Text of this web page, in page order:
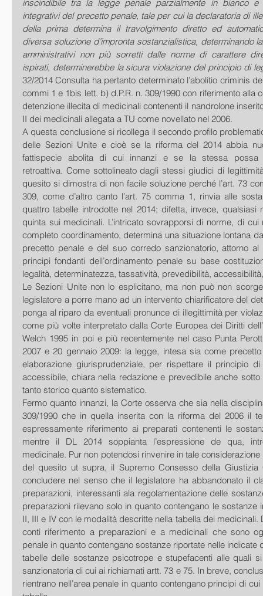
inscindibile tra la legge penale parzialmente in bianco e
integrativi del precetto penale, tale per cui la declaratoria di
della prima determina il travolgimento diretto ed
diversa soluzione d’impronta sostanzialistica, determinando
amministrativi non più sorretti dalle norme di carattere
ispirati, determinerebbe la sicura violazione del principio di
32/2014 Consulta ha pertanto determinato l’abolitio criminis
commi 1 e 1bis lett. b) d.P.R. n. 309/1990 con riferimento alla
detenzione illecita di medicinali contenenti il nandrolone
II dei medicinali allegata a TU come novellato nel 2006.
A questa conclusione si ricollega il secondo profilo
delle Sezioni Unite e cioè se la riforma del 2014 abbia
fattispecie abolita di cui innanzi e se la stessa possa
retroattiva. Come sottolineato dagli stessi giudici di
quesito si dimostra di non facile soluzione perché l’art. 73
309, come d’altro canto l’art. 75 comma 1, rinvia alle
quattro tabelle introdotte nel 2014; difetta, invece, qualsiasi
quinta sui medicinali. L’intricato sovrapporsi di norme, di
completo coordinamento, determina una situazione lontana
precetto penale e del suo corredo sanzionatorio, attorno
principi fondanti dell’ordinamento penale su base
legalità, determinatezza, tassatività, prevedibilità,
Le Sezioni Unite non lo esplicitano, ma non può non
legislatore a porre mano ad un intervento chiarificatore del
ponga al riparo da eventuali pronunce di illegittimità per
come più volte interpretato dalla Corte Europea dei Diritti
Welch 1995 in poi e più recentemente nel caso Punta
2007 e 20 gennaio 2009: la legge, intesa sia come
elaborazione giurisprudenziale, per rispettare il principio
accessibile, chiara nella redazione e prevedibile anche
tanto storico quanto sistematico.
Fermo quanto innanzi, la Corte osserva che sia nella
309/1990 che in quella inserita con la riforma del 2006 il
espressamente riferimento ai preparati contenenti le
mentre il DL 2014 soppianta l’espressione de qua,
medicinale. Pur non potendosi rinvenire in tale
del quesito ut supra, il Supremo Consesso della Giustizia
concludere nel senso che il legislatore ha abbandonato il
preparazioni, interessanti ala regolamentazione delle
preparazioni rilevano solo in quanto contengano le sostanze
II, III e IV con le modalità descritte nella tabella dei medicinali.
conti riferimento a preparazioni e a medicinali che sono
penale in quanto contengano sostanze riportate nelle indicate
tabelle delle sostanze psicotrope e stupefacenti alle quali
sanzionatoria di cui ai richiamati artt. 73 e 75. In breve,
rientrano nell’area penale in quanto contengano principi di